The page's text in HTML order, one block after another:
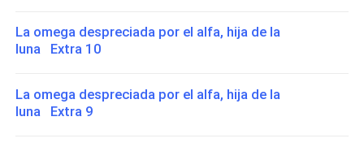
La omega despreciada por el alfa, hija de la
luna Extra 10
La omega despreciada por el alfa, hija de la
luna Extra 9